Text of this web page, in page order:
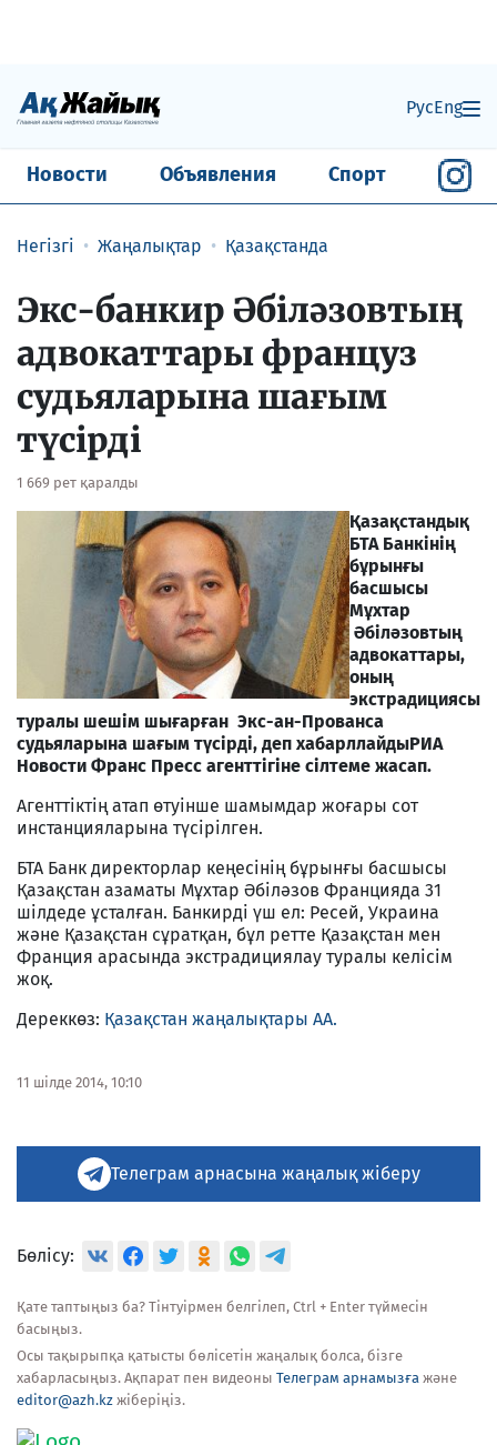
РусEng
Новости Объявления Спорт
Негізгі Жаңалықтар Қазақстанда
Экс-банкир Әбіләзовтың
адвокаттары француз
судьяларына шағым
түсірді
1 669 рет қаралды
Қазақстандық
БТА Банкінің
бұрынғы
басшысы
Мұхтар
Әбіләзовтың
адвокаттары,
оның
экстрадициясы
туралы шешім шығарған Экс-ан-Прованса
судьяларына шағым түсірді, деп хабарллайдыРИА
Новости Франс Пресс агенттігіне сілтеме жасап.
Агенттіктің атап өтуінше шамымдар жоғары сот
инстанцияларына түсірілген.
БТА Банк директорлар кеңесінің бұрынғы басшысы
Қазақстан азаматы Мұхтар Әбіләзов Францияда 31
шілдеде ұсталған. Банкирді үш ел: Ресей, Украина
және Қазақстан сұратқан, бұл ретте Қазақстан мен
Франция арасында экстрадициялау туралы келісім
жоқ.
Дереккөз: Қазақстан жаңалықтары АА.
11 шілде 2014, 10:10
Телеграм арнасына жаңалық жіберу
Бөлісу:
Қате таптыңыз ба? Тінтуірмен белгілеп, Ctrl + Enter түймесін
басыңыз.
Осы тақырыпқа қатысты бөлісетін жаңалық болса, бізге
хабарласыңыз. Ақпарат пен видеоны Телеграм арнамызға және
editor@azh.kz жіберіңіз.